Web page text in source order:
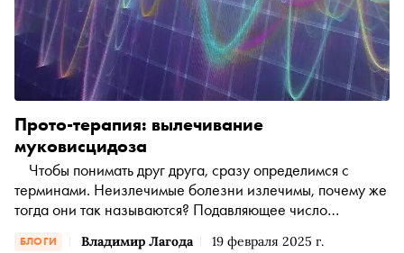
БЛОГИ Владимир Лагода 19 февраля 2025 г.
Прото-терапия: вылечивание
муковисцидоза
Чтобы понимать друг друга, сразу определимся с
терминами. Неизлечимые болезни излечимы, почему же
тогда они так называются? Подавляющее число
геномном уровнях, на которых официальная медицина